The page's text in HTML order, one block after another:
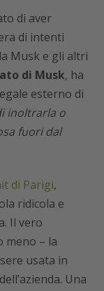
di aver
di intenti
Musk e gli altri
di Musk, ha
esterno di
inoltrarla o
fuori dal
di Parigi,
ridicola e
Il vero
meno – la
usata in
Una